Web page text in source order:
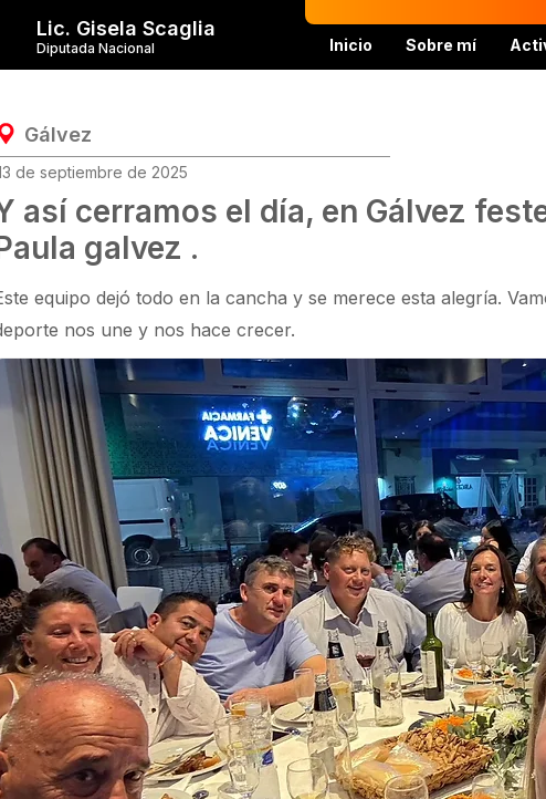
Diputada Nacional
Lic. Gisela Scaglia
Inicio Sobre mí
Gálvez
de septiembre de 2025
así cerramos el día, en Gálvez
galvez .
equipo dejó todo en la cancha y se merece esta alegría.
nos une y nos hace crecer.